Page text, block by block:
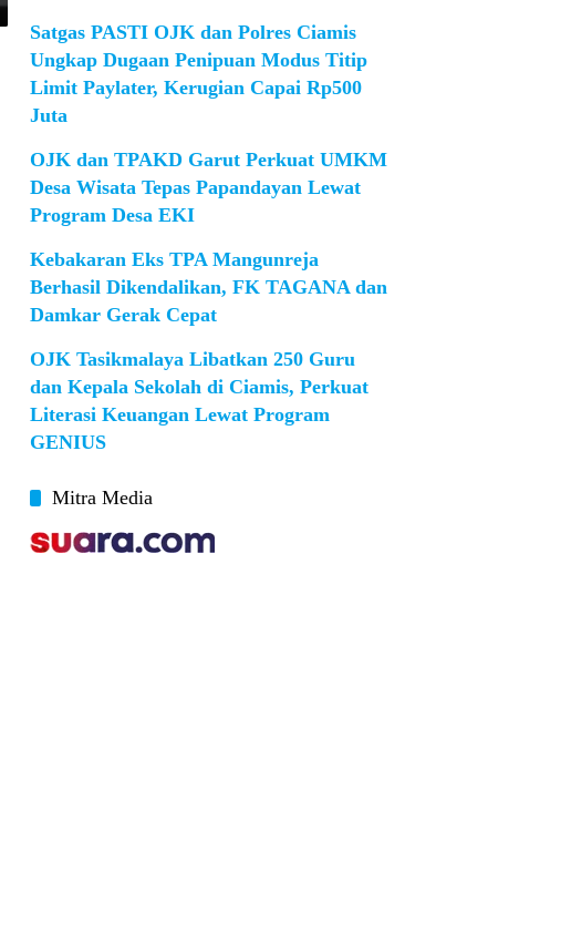
Satgas PASTI OJK dan Polres Ciamis
Ungkap Dugaan Penipuan Modus Titip
Limit Paylater, Kerugian Capai Rp500
Juta
OJK dan TPAKD Garut Perkuat UMKM
Desa Wisata Tepas Papandayan Lewat
Program Desa EKI
Kebakaran Eks TPA Mangunreja
Berhasil Dikendalikan, FK TAGANA dan
Damkar Gerak Cepat
OJK Tasikmalaya Libatkan 250 Guru
dan Kepala Sekolah di Ciamis, Perkuat
Literasi Keuangan Lewat Program
GENIUS
Mitra Media